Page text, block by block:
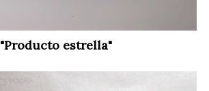
"Producto estrella"